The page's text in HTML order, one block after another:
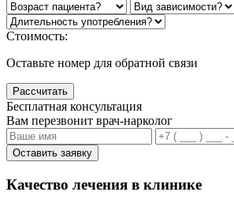
Стоимость:
Оставьте номер для обратной связи
Рассчитать
Бесплатная консультация
Вам перезвонит врач-нарколог
Оставить заявку
Качество лечения в клинике